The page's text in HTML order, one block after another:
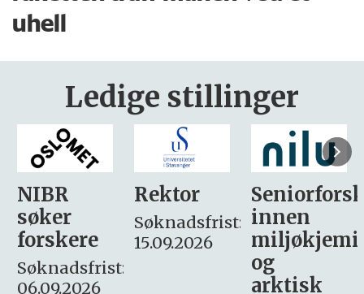
uhell
Ledige stillinger
Rektor
Søknadsfrist:
15.09.2026
Seniorforsker
innen
miljøkjemi
søker
– fast